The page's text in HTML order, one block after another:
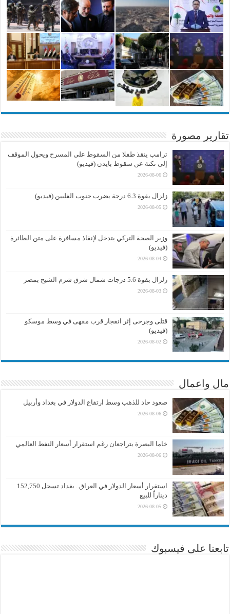
تقارير مصورة
ترامب ينقذ طفلا من السقوط على المسرح ويحول الموقف
إلى نكتة عن سقوط بايدن (فيديو)
2026-08-06
زلزال بقوة 6.3 درجة يضرب جنوب الفلبين (فيديو)
2026-08-05
وزير الصحة التركي يتدخل لإنقاذ مسافرة على متن الطائرة
(فيديو)
2026-08-04
زلزال بقوة 5.6 درجات شمال شرق شرم الشيخ بمصر
2026-08-03
قتلى وجرحى إثر انفجار قرب مقهى في وسط موسكو
(فيديو)
2026-08-02
مال واعمال
صعود حاد للذهب وسط ارتفاع الدولار في بغداد وأربيل
2026-08-06
خاما البصرة يتراجعان رغم استقرار أسعار النفط العالمي
2026-08-06
استقرار أسعار الدولار في العراق.. بغداد تسجل 152,750
ديناراً للبيع
2026-08-05
تابعنا على فيسبوك